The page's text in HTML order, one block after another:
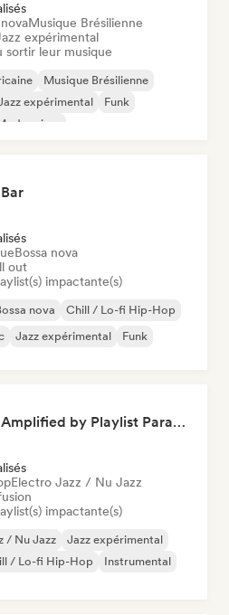
Musique Brésilienne
expérimental
sortir leur musique
Musique Brésilienne
expérimental
Funk
jazz
Bossa nova
out
impactante(s)
nova
Chill / Lo-fi Hip-Hop
Jazz expérimental Funk
Jazz&Blues Amplified by Playlist Paradise
Electro Jazz / Nu Jazz
impactante(s)
/ Nu Jazz
Jazz expérimental
/ Lo-fi Hip-Hop
Instrumental